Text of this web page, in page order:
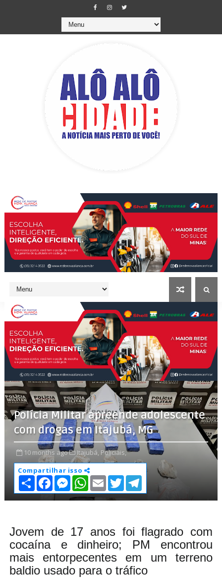
Polícia Militar apreende adolescente
com drogas em Itajubá, MG
10 months ago Itajubá, Policiais,
Compartilhar isso
S
h
a
r
F
c
e
o
k
M
e
s
s
g
e
W
h
a
t
p
E
m
a
i
T
w
i
t
r
T
l
e
a
m
Jovem de 17 anos foi flagrado com
cocaína e dinheiro; PM encontrou
mais entorpecentes em um terreno
baldio usado para o tráfico